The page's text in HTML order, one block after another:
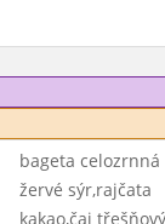
bageta celozrnná
žervé sýr,rajčata
kakao,čaj třešňový